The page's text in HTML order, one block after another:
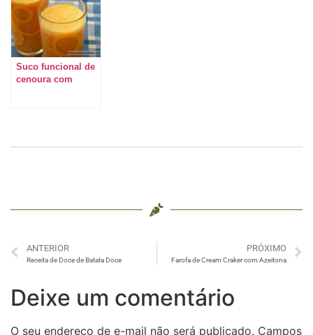
Suco funcional de
cenoura com
ANTERIOR
Receita de Doce de Batata Doce
PRÓXIMO
Farofa de Cream Craker com Azeitona
Deixe um comentário
O seu endereço de e-mail não será publicado. Campos